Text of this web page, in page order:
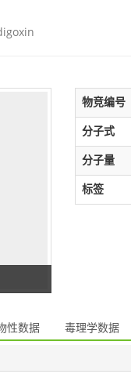
物竞编号
分子式
分子量
标签
性数据 毒理学数据